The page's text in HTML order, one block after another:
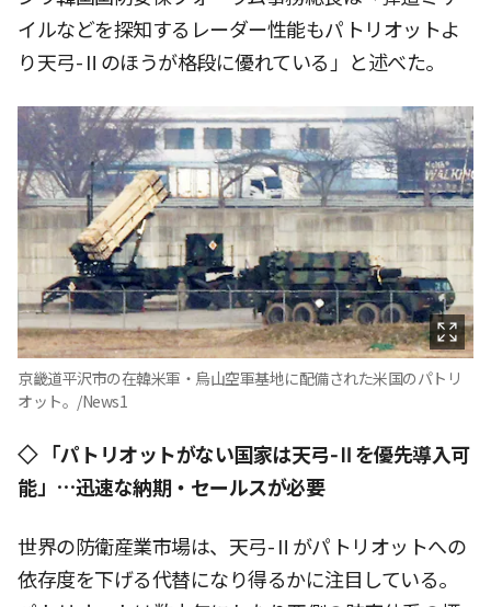
イルなどを探知するレーダー性能もパトリオットよ
り天弓-Ⅱのほうが格段に優れている」と述べた。
京畿道平沢市の在韓米軍・烏山空軍基地に配備された米国のパトリ
オット。/News1
◇ 「パトリオットがない国家は天弓-Ⅱを優先導入可
能」…迅速な納期・セールスが必要
世界の防衛産業市場は、天弓-Ⅱがパトリオットへの
依存度を下げる代替になり得るかに注目している。